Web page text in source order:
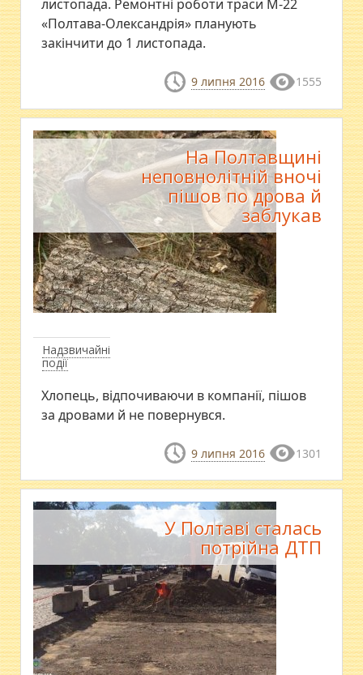
листопада. Ремонтні роботи траси М-22
«Полтава-Олександрія» планують
закінчити до 1 листопада.
9 липня 2016 1555
Надзвичайні
події
На Полтавщині
неповнолітній вночі
пішов по дрова й
заблукав
Хлопець, відпочиваючи в компанії, пішов
за дровами й не повернувся.
9 липня 2016 1301
У Полтаві сталась
потрійна ДТП